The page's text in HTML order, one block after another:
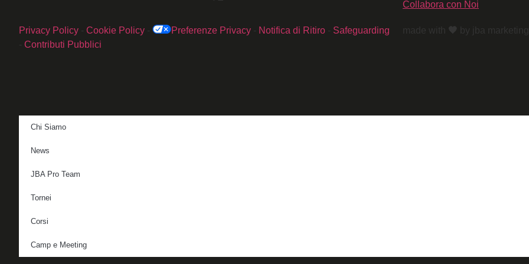
Collabora con Noi
Privacy Policy - Cookie Policy - Preferenze Privacy - Notifica di Ritiro - Safeguarding
- Contributi Pubblici
made with 🖤 by jba
Chi Siamo
News
JBA Pro Team
Tornei
Corsi
Camp e Meeting